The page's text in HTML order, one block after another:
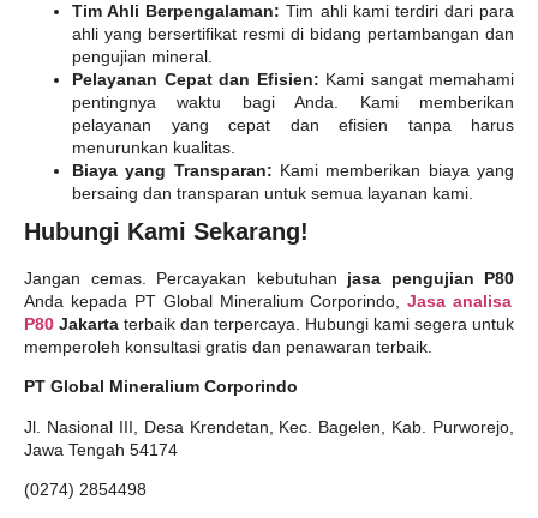
Tim Ahli Berpengalaman: Tim ahli kami terdiri dari para
ahli yang bersertifikat resmi di bidang pertambangan dan
pengujian mineral.
Pelayanan Cepat dan Efisien: Kami sangat memahami
pentingnya waktu bagi Anda. Kami memberikan
pelayanan yang cepat dan efisien tanpa harus
menurunkan kualitas.
Biaya yang Transparan: Kami memberikan biaya yang
bersaing dan transparan untuk semua layanan kami.
Hubungi Kami Sekarang!
Jangan cemas. Percayakan kebutuhan jasa pengujian P80
Anda kepada PT Global Mineralium Corporindo,Jasa analisa
P80 Jakarta terbaik dan terpercaya. Hubungi kami segera untuk
memperoleh konsultasi gratis dan penawaran terbaik.
PT Global Mineralium Corporindo
Jl. Nasional III, Desa Krendetan, Kec. Bagelen, Kab. Purworejo,
Jawa Tengah 54174
(0274) 2854498